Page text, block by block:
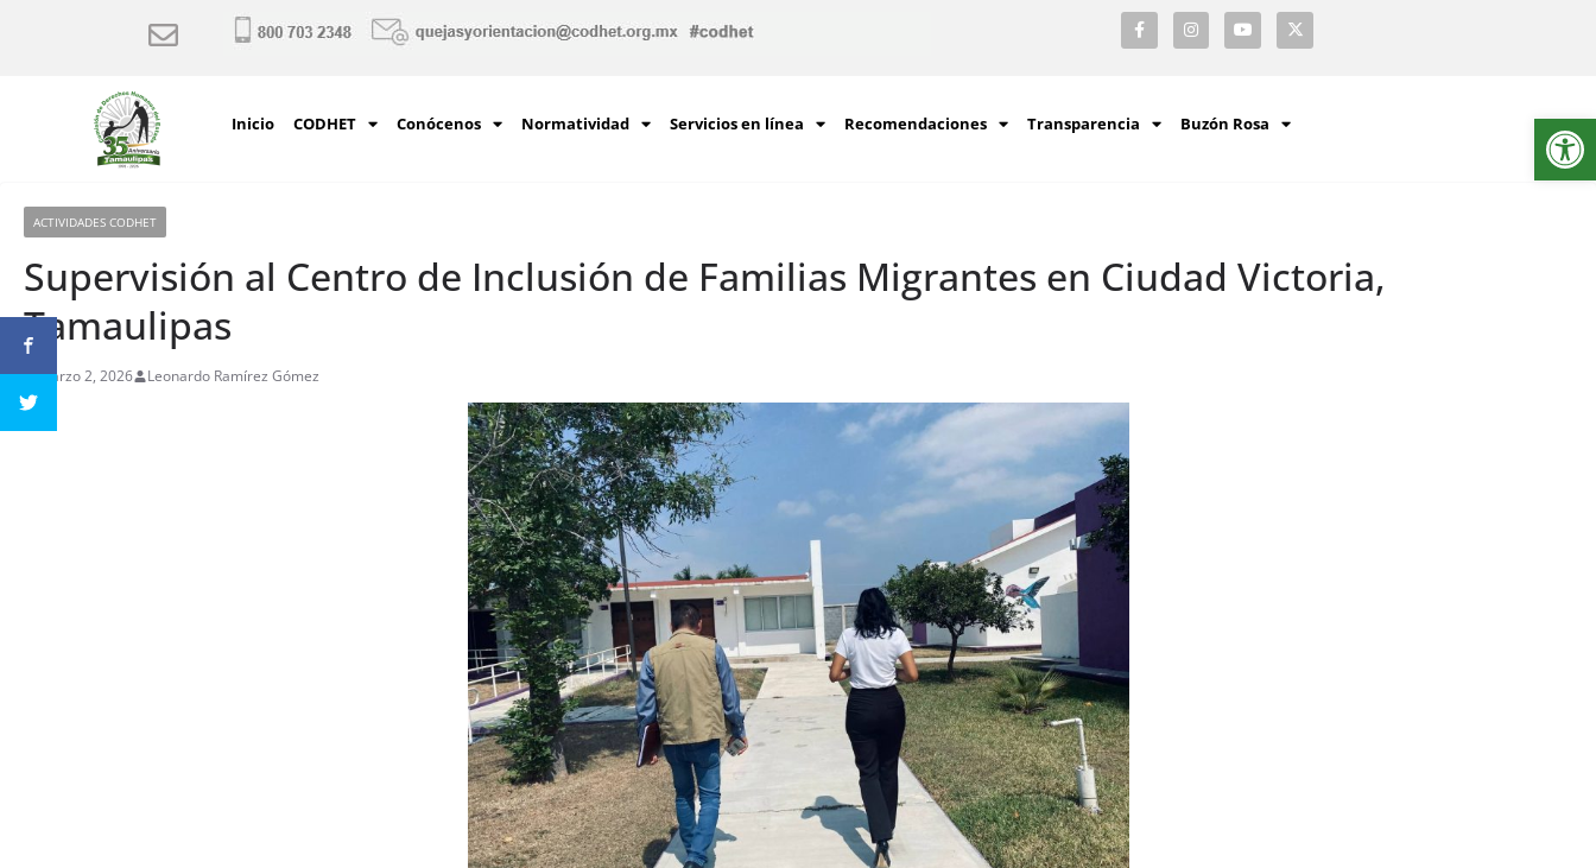
Inicio CODHET Conócenos Normatividad Servicios en línea Recomendaciones Transparencia Buzón Rosa
ACTIVIDADES CODHET
Supervisión al Centro de Inclusión de Familias Migrantes en Ciudad Victoria,
Tamaulipas
marzo 2, 2026 Leonardo Ramírez Gómez